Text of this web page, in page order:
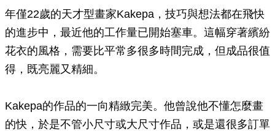
年僅22歲的天才型畫家Kakepa，技巧與想法都在飛快
的進步中，最近他的工作量已開始塞車。這幅穿著繽紛
花衣的風格，需要比平常多很多時間完成，但成品很值
得，既亮麗又精細。
Kakepa的作品的一向精緻完美。他曾說他不懂怎麼畫
的快，於是不管小尺寸或大尺寸作品，或是還很多訂單